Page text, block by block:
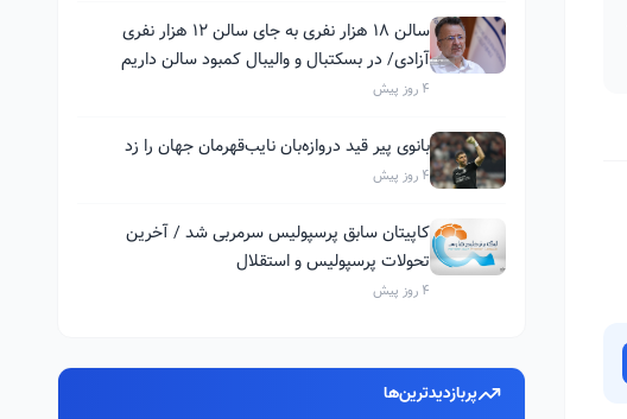
سالن ۱۸ هزار نفری به جای سالن ۱۲ هزار نفری
آزادی/ در بسکتبال و والیبال کمبود سالن داریم
4 روز پیش
بانوی پیر قید دروازه‌بان نایب‌قهرمان جهان را زد
4 روز پیش
کاپیتان سابق پرسپولیس سرمربی شد / آخرین
تحولات پرسپولیس و استقلال
4 روز پیش
پربازدیدترین‌ها